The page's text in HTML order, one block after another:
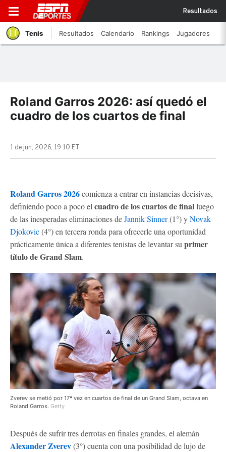
Resultados
Tenis Resultados Calendario Rankings Jugadores
Roland Garros 2026: así quedó el
cuadro de los cuartos de final
1 de jun, 2026, 19:10 ET
Roland Garros 2026comienza a entrar en instancias decisivas,
definiendo poco a poco el cuadro de los cuartos de finalluego
de las inesperadas eliminaciones deJannik Sinner(1°) yNovak
Djokovic(4°) en tercera ronda para ofrecerle una oportunidad
prácticamente única a diferentes tenistas de levantar su primer
título de Grand Slam.
Zverev se metió por 17ª vez en cuartos de final de un Grand Slam, octava en
Roland Garros. Getty
Después de sufrir tres derrotas en finales grandes, el alemán
Alexander Zverev(3°) cuenta con una posibilidad de lujo de